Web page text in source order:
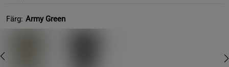
Färg: Army Green